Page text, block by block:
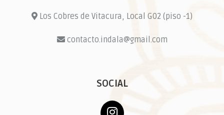
Los Cobres de Vitacura, Local G02 (piso -1)
contacto.indala@gmail.com
SOCIAL